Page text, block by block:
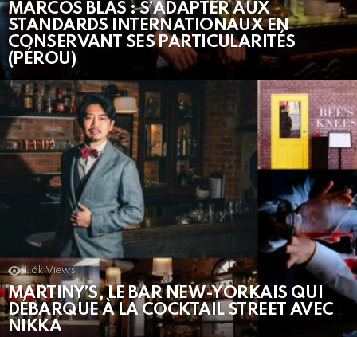
MARCOS BLAS : S’ADAPTER AUX
STANDARDS INTERNATIONAUX EN
CONSERVANT SES PARTICULARITÉS
(PÉROU)
1.6k Views
MARTINY’S, LE BAR NEW-YORKAIS QUI
DÉBARQUE À LA COCKTAIL STREET AVEC
NIKKA